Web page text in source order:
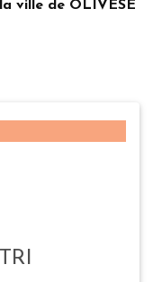
ville de OLIVESE